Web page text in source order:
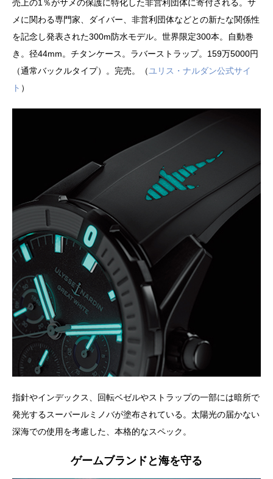
売上の1％がサメの保護に特化した非営利団体に寄付される。サ
メに関わる専門家、ダイバー、非営利団体などとの新たな関係性
を記念し発表された300m防水モデル。世界限定300本。自動巻
き。径44mm。チタンケース。ラバーストラップ。159万5000円
（通常バックルタイプ）。完売。（ユリス・ナルダン公式サイ
ト ）
指針やインデックス、回転ベゼルやストラップの一部には暗所で
発光するスーパールミノバが塗布されている。太陽光の届かない
深海での使用を考慮した、本格的なスペック。
ゲームブランドと海を守る